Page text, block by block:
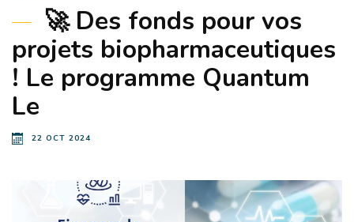
🚀 Des fonds pour vos
projets biopharmaceutiques
! Le programme Quantum
Le
22 OCT 2024